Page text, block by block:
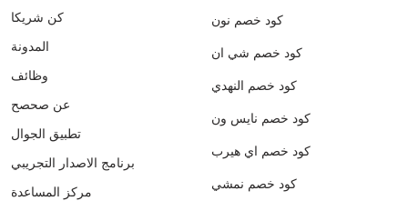
كن شريكا
المدونة
وظائف
عن صحصح
تطبيق الجوال
برنامج الاصدار التجريبي
مركز المساعدة
كود خصم نون
كود خصم شي ان
كود خصم النهدي
كود خصم نايس ون
كود خصم اي هيرب
كود خصم نمشي